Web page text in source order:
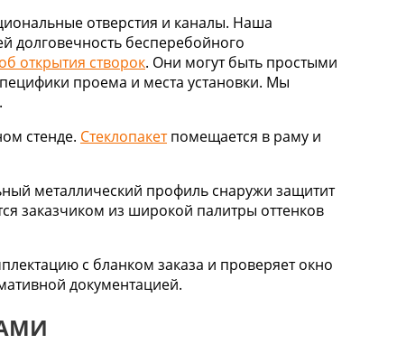
отверстия и каналы. Наша
долговечность бесперебойного
открытия створок. Они могут быть простыми
проема и места установки. Мы
стенде. Стеклопакетпомещается в раму и
металлический профиль снаружи защитит
заказчиком из широкой палитры оттенков
с бланком заказа и проверяет окно
документацией.